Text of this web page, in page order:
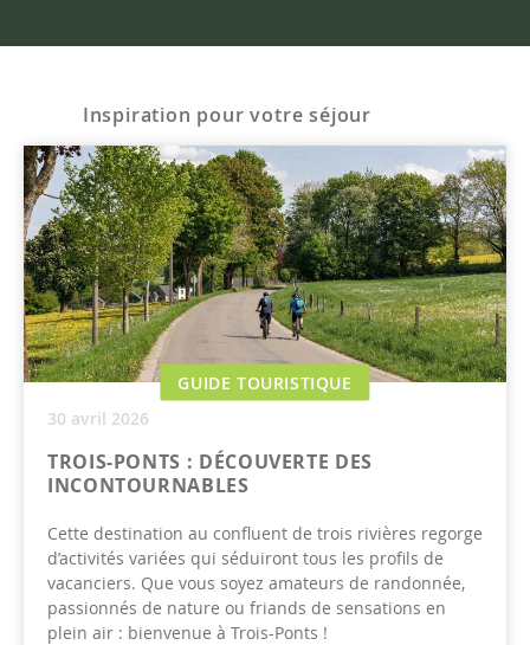
Inspiration pour votre séjour
GUIDE TOURISTIQUE
30 avril 2026
TROIS-PONTS : DÉCOUVERTE DES
INCONTOURNABLES
Cette destination au confluent de trois rivières regorge
d’activités variées qui séduiront tous les profils de
vacanciers. Que vous soyez amateurs de randonnée,
passionnés de nature ou friands de sensations en
plein air : bienvenue à Trois-Ponts !